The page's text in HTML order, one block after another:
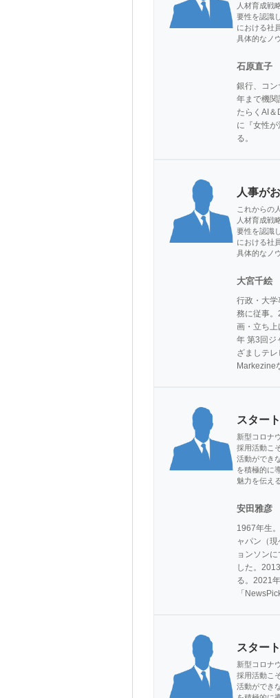
人材育成戦
要性を認識
における社
具体的なノ
石原直子
銀行、コ
年まで機
たらくAI
に『女性
る。
人事が
これからの
人材育成戦
要性を認識
における社
具体的なノ
大宮千絵
行政・大
務に従事
画・立ち
年 第3回ジ
ざましテ
Markezine
スター
新型コロナ
採用活動こ
活動ができ
を積極的に
魅力を伝え
安田雅彦
1967年生
ャパン（
ョンソン
した。
る。2021
「
スター
新型コロナ
採用活動こ
活動ができ